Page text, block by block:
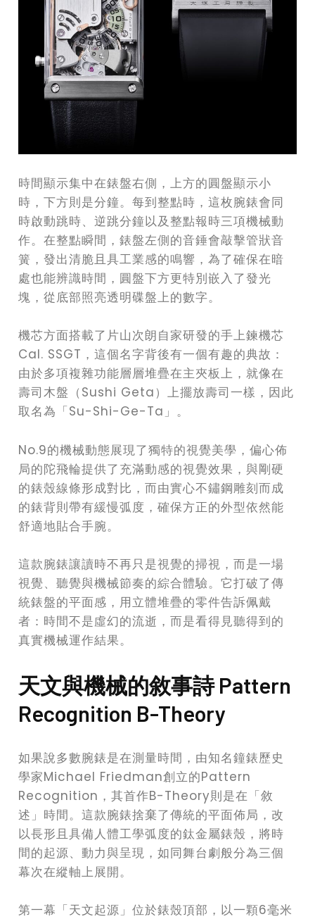
時間顯示集中在錶盤右側，上方的圓盤顯示小
時，下方則是分鐘。每到整點時，這枚腕錶會同
時啟動跳時、逆跳分鐘以及整點報時三項機械動
作。在整點瞬間，錶盤左側的音錘會敲擊管狀音
簧，發出清脆且具工業感的鳴響，為了確保在暗
處也能辨識時間，圓盤下方更特別嵌入了發光
塊，從底部照亮透明碟盤上的數字。
機芯方面搭載了片山次朗自家研發的手上鍊機芯
Cal. SSGT，這個名字背後有一個有趣的典故：
由於多項複雜功能層層堆疊在主夾板上，就像在
壽司木盤（Sushi Geta）上擺放壽司一樣，因此
取名為「Su-Shi-Ge-Ta」。
No.9的機械動態展現了獨特的視覺美學，偏心佈
局的陀飛輪提供了充滿動感的視覺效果，與剛硬
的錶殼線條形成對比，而由實心不鏽鋼雕刻而成
的錶背則帶有緩慢弧度，確保方正的外型依然能
舒適地貼合手腕。
這款腕錶讓讀時不再只是視覺的掃視，而是一場
視覺、聽覺與機械節奏的綜合體驗。它打破了傳
統錶盤的平面感，用立體堆疊的零件告訴佩戴
者：時間不是虛幻的流逝，而是看得見聽得到的
真實機械運作結果。
天文與機械的敘事詩 Pattern
Recognition B-Theory
如果說多數腕錶是在測量時間，由知名鐘錶歷史
學家Michael Friedman創立的Pattern
Recognition，其首作B-Theory則是在「敘
述」時間。這款腕錶捨棄了傳統的平面佈局，改
以長形且具備人體工學弧度的鈦金屬錶殼，將時
間的起源、動力與呈現，如同舞台劇般分為三個
幕次在縱軸上展開。
第一幕「天文起源」位於錶殼頂部，以一顆6毫米